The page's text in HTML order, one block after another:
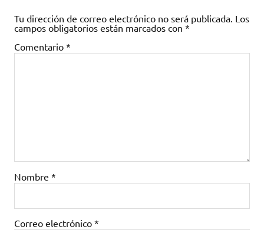
Tu dirección de correo electrónico no será publicada. Los
campos obligatorios están marcados con *
Comentario *
Nombre *
Correo electrónico *